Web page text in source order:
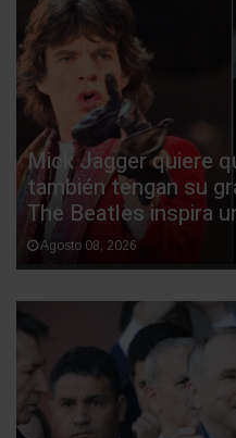
Mick Jagger quiere
también tengan su
The Beatles inspira
Agosto 08, 2026